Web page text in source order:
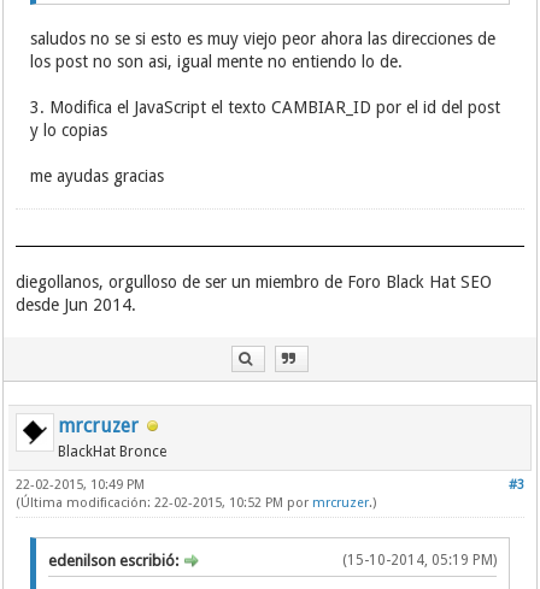
saludos no se si esto es muy viejo peor ahora las direcciones de
los post no son asi, igual mente no entiendo lo de.
3. Modifica el JavaScript el texto CAMBIAR_ID por el id del post
y lo copias
me ayudas gracias
diegollanos, orgulloso de ser un miembro de Foro Black Hat SEO
desde Jun 2014.
mrcruzer
BlackHat Bronce
#3
22-02-2015, 10:49 PM
(Última modificación: 22-02-2015, 10:52 PM por mrcruzer.)
(15-10-2014, 05:19 PM)
edenilson escribió: